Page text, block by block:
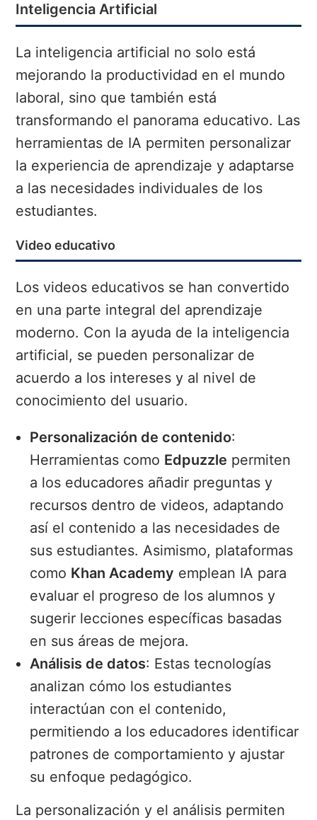
Inteligencia Artificial
La inteligencia artificial no solo está
mejorando la productividad en el mundo
laboral, sino que también está
transformando el panorama educativo. Las
herramientas de IA permiten personalizar
la experiencia de aprendizaje y adaptarse
a las necesidades individuales de los
estudiantes.
Video educativo
Los videos educativos se han convertido
en una parte integral del aprendizaje
moderno. Con la ayuda de la inteligencia
artificial, se pueden personalizar de
acuerdo a los intereses y al nivel de
conocimiento del usuario.
Personalización de contenido:
Herramientas como Edpuzzle permiten
a los educadores añadir preguntas y
recursos dentro de videos, adaptando
así el contenido a las necesidades de
sus estudiantes. Asimismo, plataformas
como Khan Academy emplean IA para
evaluar el progreso de los alumnos y
sugerir lecciones específicas basadas
en sus áreas de mejora.
Análisis de datos: Estas tecnologías
analizan cómo los estudiantes
interactúan con el contenido,
permitiendo a los educadores identificar
patrones de comportamiento y ajustar
su enfoque pedagógico.
La personalización y el análisis permiten